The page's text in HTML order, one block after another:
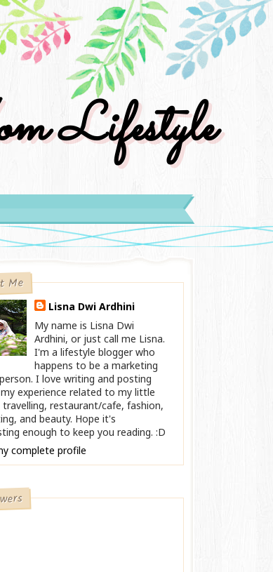
Lifestyle
Me
Lisna Dwi Ardhini
My name is Lisna Dwi
Ardhini, or just call me Lisna.
I'm a lifestyle blogger who
happens to be a marketing
I love writing and posting
experience related to my little
travelling, restaurant/cafe, fashion,
and beauty. Hope it's
enough to keep you reading. :D
complete profile